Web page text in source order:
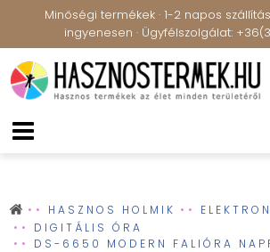
Minőségi termékek · 1-2 napos
ingyenesen · Ügyfélszolgálat:
HASZNOS HOLMIK
DIGITÁLIS ÓRA
DS-6650 MODERN FALIÓRA